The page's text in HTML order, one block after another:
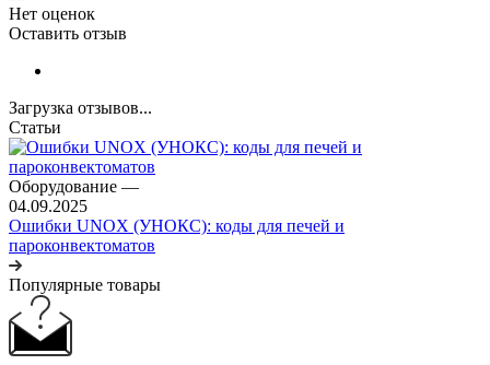
Нет оценок
Оставить отзыв
Загрузка отзывов...
Статьи
Оборудование —
04.09.2025
Ошибки UNOX (УНОКС): коды для печей и
пароконвектоматов
Популярные товары